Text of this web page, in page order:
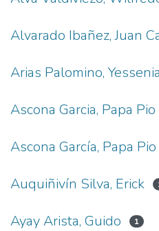
Alvarado Ibañez, Juan
Arias Palomino,
Ascona Garcia, Papa Pio
Ascona García, Papa Pio
Auquiñivín Silva, Erick
Ayay Arista, Guido 1